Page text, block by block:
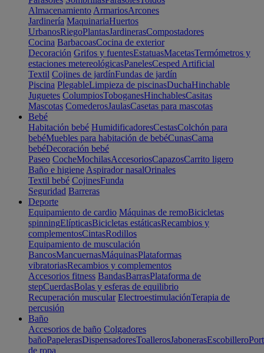
Almacenamiento ArmariosArcones
Jardinería MaquinariaHuertos
UrbanosRiegoPlantasJardinerasCompostadores
Cocina BarbacoasCocina de exterior
Decoración Grifos y fuentesEstatuasMacetasTermómetros y
estaciones metereológicasPanelesCesped Artificial
Textil Cojines de jardínFundas de jardín
Piscina PlegableLimpieza de piscinasDuchaHinchable
Juguetes ColumpiosToboganesHinchablesCasitas
Mascotas ComederosJaulasCasetas para mascotas
Bebé
Habitación bebé HumidificadoresCestasColchón para
bebéMuebles para habitación de bebéCunasCama
bebéDecoración bebé
Paseo CocheMochilasAccesoriosCapazosCarrito ligero
Baño e higiene Aspirador nasalOrinales
Textil bebé CojinesFunda
Seguridad Barreras
Deporte
Equipamiento de cardio Máquinas de remoBicicletas
spinningElípticasBicicletas estáticasRecambios y
complementosCintasRodillos
Equipamiento de musculación
BancosMancuernasMáquinasPlataformas
vibratoriasRecambios y complementos
Accesorios fitness BandasBarrasPlataforma de
stepCuerdasBolas y esferas de equilibrio
Recuperación muscular ElectroestimulaciónTerapia de
percusión
Baño
Accesorios de baño Colgadores
bañoPapelerasDispensadoresToallerosJabonerasEscobillero
de ropa